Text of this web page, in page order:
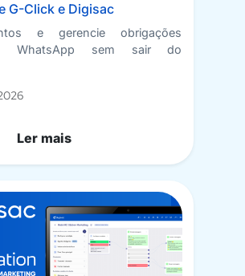
G-Click e Digisac
e gerencie obrigações
WhatsApp sem sair do
Ler mais